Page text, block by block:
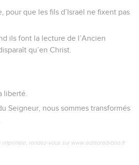
pour que les fils d’Israël ne fixent pas
ils font la lecture de l’Ancien
qu’en Christ.
liberté.
Seigneur, nous sommes transformés
imprimée, rendez-vous sur www.editionsbiblio.fr